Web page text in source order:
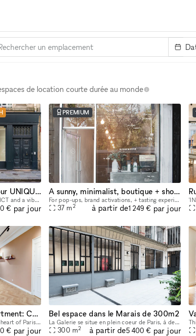
Projets Équipements
de location courte durée au monde
Elevate your Brand with our UNIQUE POP UP SPACE in PARIS Marais
In the heart of the MARAIS DISTRICT and a vibrant neighborhood, our space provides you with an outstanding FRONTAGE, VOLUME and ARCHITECTURE. The location is very interesting as it is on a real sho
€ par jour
PREMIUM
A sunny, minimalist, boutique + showroom in the heart of the Lower East Side, Manhattan
For pop-ups, brand activations, + tasting experiences. If you're a brand that is looking to showcase your products, we have the perfect place for you. Our sustainably designed 'pop up space' is ide
37 m2 à partir de1 249 € par jour
Haussmannian Event Apartment: Corporate Seminars, Conferences, Showrooms...
Sublime showroom located in the heart of Paris, near the Montorgueil and Marais districts. Imbued with typical Parisian charm, the showroom offers an incomparable showcase. You can rent it to highlig
€ par jour
Bel espace dans le Marais de 300m2
La Galerie se situe en plein coeur de Paris, à deux pas du Centre Pompidou et de la rue des Archives. Cet espace de 300m2 a été entièrement rénové en 2022 afin d’acceuillir un nouvel espace d’exposit
300 m2 à partir de5 400 € par jour